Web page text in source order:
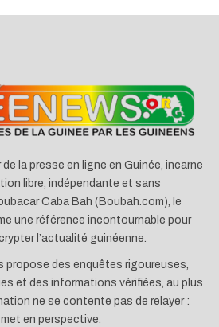
de la presse en ligne en Guinée, incarne
libre, indépendante et sans
Caba Bah (Boubah.com), le
une référence incontournable pour
l’actualité guinéenne.
propose des enquêtes rigoureuses,
et des informations vérifiées, au plus
ne se contente pas de relayer :
en perspective.